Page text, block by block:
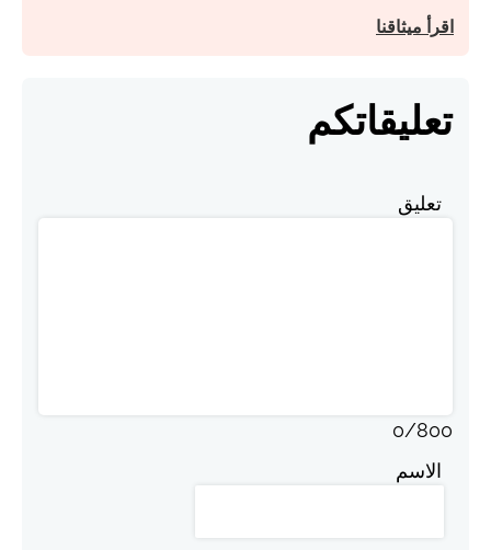
اقرأ ميثاقنا
تعليقاتكم
تعليق
0/800
الاسم